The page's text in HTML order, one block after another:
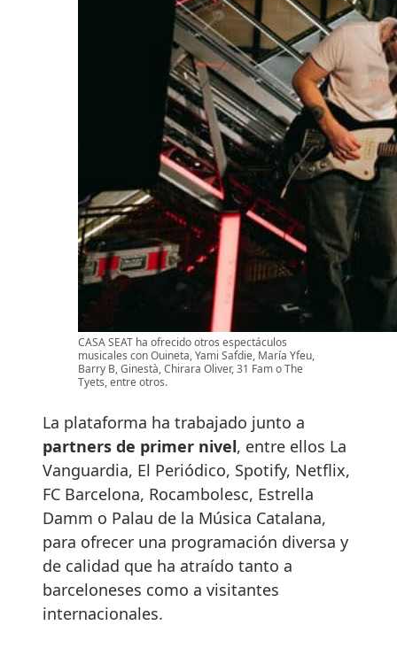
CASA SEAT ha ofrecido otros espectáculos
musicales con Ouineta, Yami Safdie, María Yfeu,
Barry B, Ginestà, Chirara Oliver, 31 Fam o The
Tyets, entre otros.
La plataforma ha trabajado junto a
partners de primer nivel, entre ellos La
Vanguardia, El Periódico, Spotify, Netflix,
FC Barcelona, Rocambolesc, Estrella
Damm o Palau de la Música Catalana,
para ofrecer una programación diversa y
de calidad que ha atraído tanto a
barceloneses como a visitantes
internacionales.